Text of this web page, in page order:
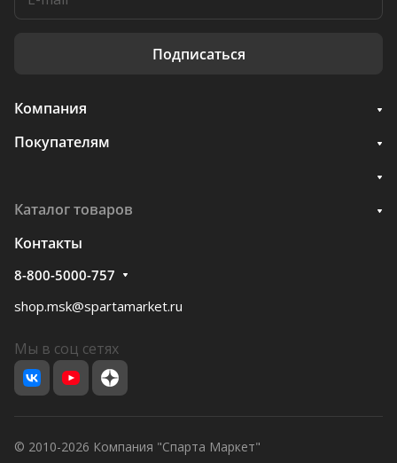
Подписаться
Компания
Покупателям
Каталог товаров
Контакты
8-800-5000-757
shop.msk@spartamarket.ru
Мы в соц сетях
© 2010-2026 Компания "Спарта Маркет"